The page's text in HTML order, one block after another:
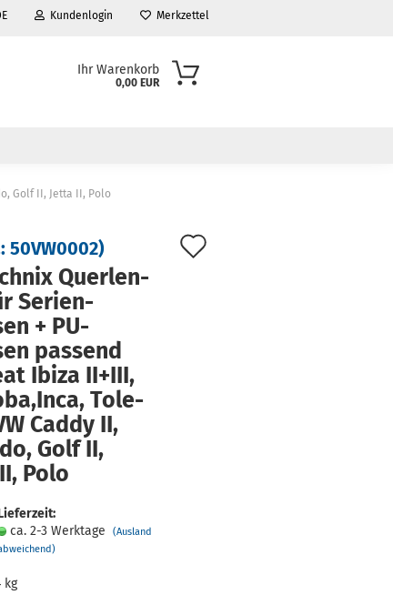
Kundenlogin Merkzettel
Ihr Warenkorb
0,00 EUR
Golf II, Jetta II, Polo
50VW0002)
Quer­len­
Serien-​
+ PU-​
pas­send
Ibiza II+III,
To­le­
Caddy II,
Golf II,
Polo
ca. 2-3 Werktage
(Ausland
kg